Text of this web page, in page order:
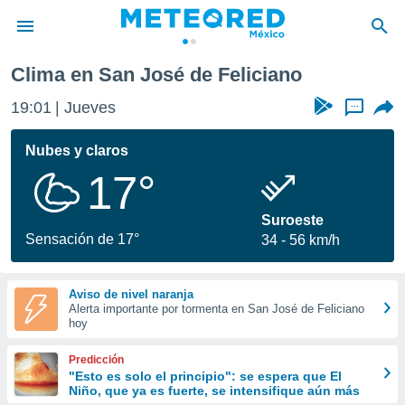
de
ha sido
calidad.
a este
las
y
forma
digital
basada
Clima en San José de Feliciano
19:01 Jueves ...
Nubes y claros
17°
Sensación de 17°
Suroeste
34
56 km/h
Aviso de nivel naranja
Alerta importante por tormenta en San José de Feliciano
hoy
Predicción
"Esto es solo el principio": se espera que El
Niño, que ya es fuerte, se intensifique aún más